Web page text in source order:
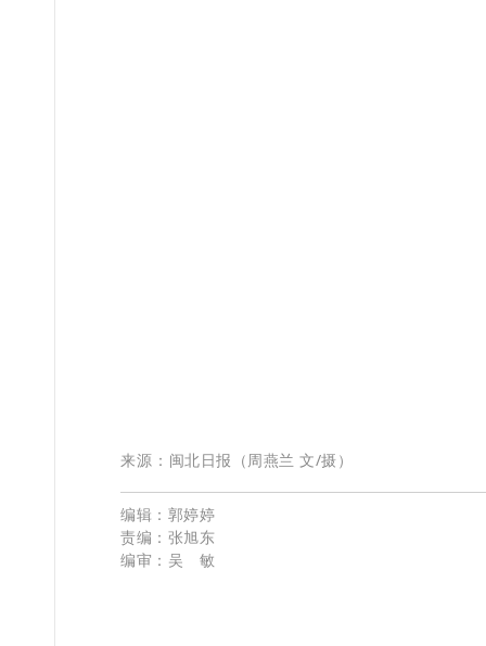
来源： 闽北日报 （周燕兰 文/摄）
编辑：郭婷婷
责编：张旭东
编审：吴　敏